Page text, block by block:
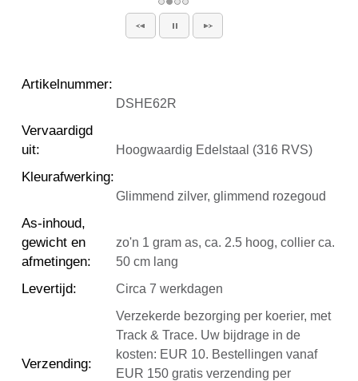
Artikelnummer:
DSHE62R
Vervaardigd
uit: Hoogwaardig Edelstaal (316 RVS)
Kleurafwerking:
Glimmend zilver, glimmend rozegoud
As-inhoud,
gewicht en
afmetingen:
zo'n 1 gram as, ca. 2.5 hoog, collier ca.
50 cm lang
Levertijd: Circa 7 werkdagen
Verzending:
Verzekerde bezorging per koerier, met
Track & Trace. Uw bijdrage in de
kosten: EUR 10. Bestellingen vanaf
EUR 150 gratis verzending per